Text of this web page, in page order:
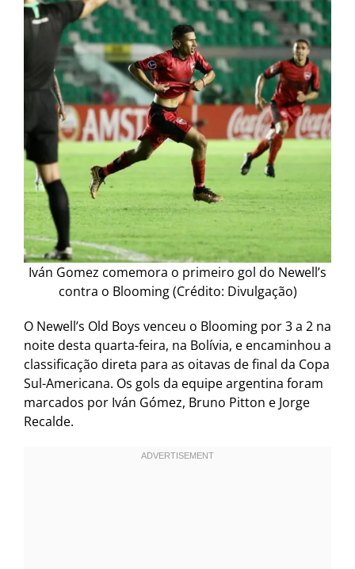
Iván Gomez comemora o primeiro gol do Newell’s
contra o Blooming (Crédito: Divulgação)
O Newell’s Old Boys venceu o Blooming por 3 a 2 na
noite desta quarta-feira, na Bolívia, e encaminhou a
classificação direta para as oitavas de final da Copa
Sul-Americana. Os gols da equipe argentina foram
marcados por Iván Gómez, Bruno Pitton e Jorge
Recalde.